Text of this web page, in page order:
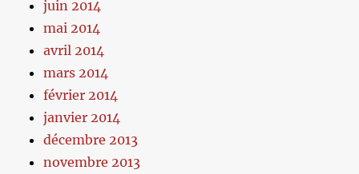
juin 2014
mai 2014
avril 2014
mars 2014
février 2014
janvier 2014
décembre 2013
novembre 2013